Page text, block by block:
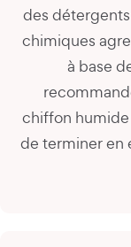
des
chimiques
à base
chiffon
de terminer en